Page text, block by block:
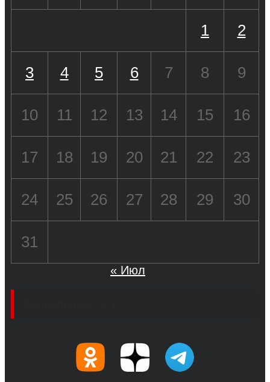
1 2
3 4 5 6 7 8 9
10 11 12 13 14 15 16
17 18 19 20 21 22 23
24 25 26 27 28 29 30
31
« Июл